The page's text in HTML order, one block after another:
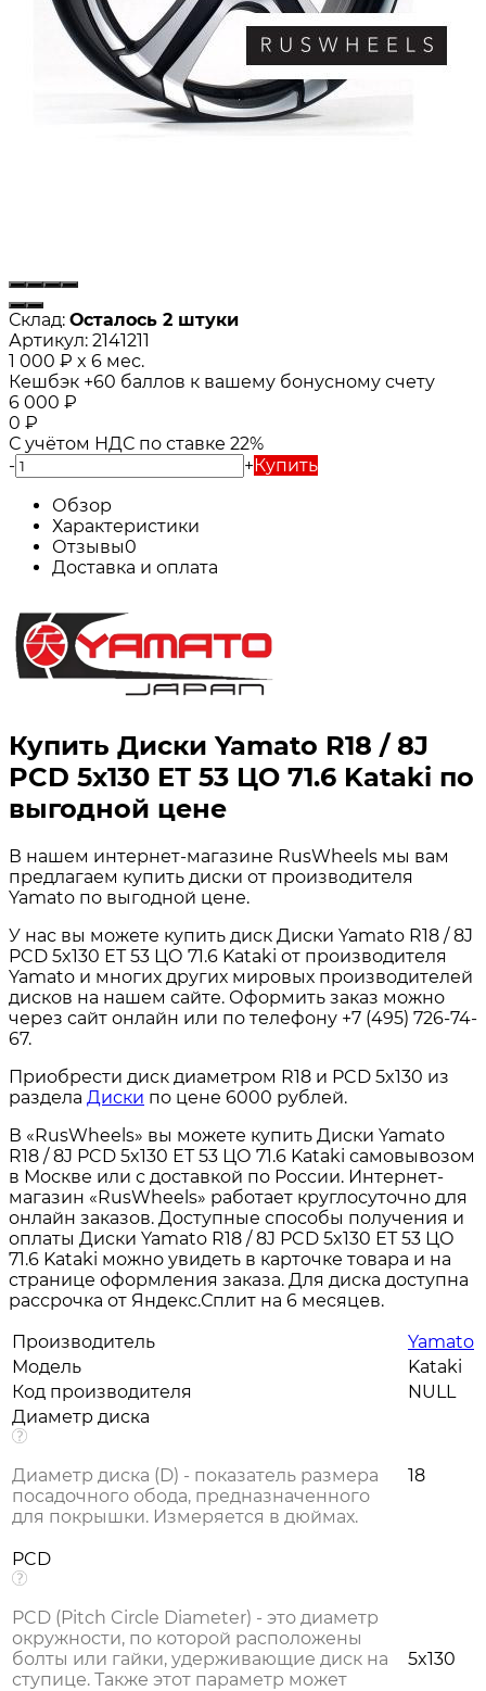
Склад: Осталось 2 штуки
Артикул: 2141211
1 000 ₽ x 6 мес.
Кешбэк +60 баллов к вашему бонусному счету
6 000 ₽
0 ₽
С учётом НДС по ставке 22%
-
+Купить
Обзор
Характеристики
Отзывы0
Доставка и оплата
Купить Диски Yamato R18 / 8J
PCD 5x130 ЕТ 53 ЦО 71.6 Kataki по
выгодной цене
В нашем интернет-магазине RusWheels мы вам
предлагаем купить диски от производителя
Yamato по выгодной цене.
У нас вы можете купить диск Диски Yamato R18 / 8J
PCD 5x130 ЕТ 53 ЦО 71.6 Kataki от производителя
Yamato и многих других мировых производителей
дисков на нашем сайте. Оформить заказ можно
через сайт онлайн или по телефону +7 (495) 726-74-
67.
Приобрести диск диаметром R18 и PCD 5x130 из
раздела Диски по цене 6000 рублей.
В «RusWheels» вы можете купить Диски Yamato
R18 / 8J PCD 5x130 ЕТ 53 ЦО 71.6 Kataki самовывозом
в Москве или с доставкой по России. Интернет-
магазин «RusWheels» работает круглосуточно для
онлайн заказов. Доступные способы получения и
оплаты Диски Yamato R18 / 8J PCD 5x130 ЕТ 53 ЦО
71.6 Kataki можно увидеть в карточке товара и на
странице оформления заказа. Для диска доступна
рассрочка от Яндекс.Сплит на 6 месяцев.
Производитель
Yamato
Модель
Kataki
Код производителя
NULL
Диаметр диска
Диаметр диска (D) - показатель размера
посадочного обода, предназначенного
для покрышки. Измеряется в дюймах.
18
PCD
PCD (Pitch Circle Diameter) - это диаметр
окружности, по которой расположены
болты или гайки, удерживающие диск на
ступице. Также этот параметр может
5x130